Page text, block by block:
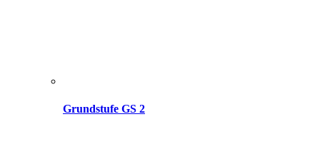
Grundstufe GS 2